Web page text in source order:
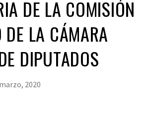
DE LA COMISIÓN
DE LA CÁMARA
DIPUTADOS
2020